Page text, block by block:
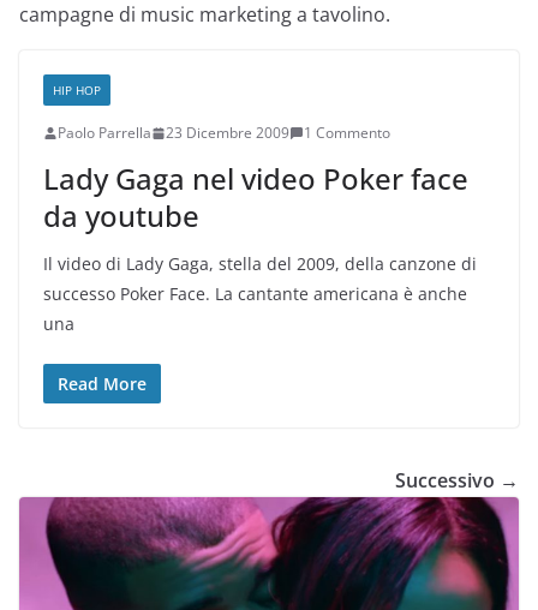
campagne di music marketing a tavolino.
HIP HOP
Paolo Parrella 23 Dicembre 2009 1 Commento
Lady Gaga nel video Poker face
da youtube
Il video di Lady Gaga, stella del 2009, della canzone di
successo Poker Face. La cantante americana è anche
una
Read More
Successivo →